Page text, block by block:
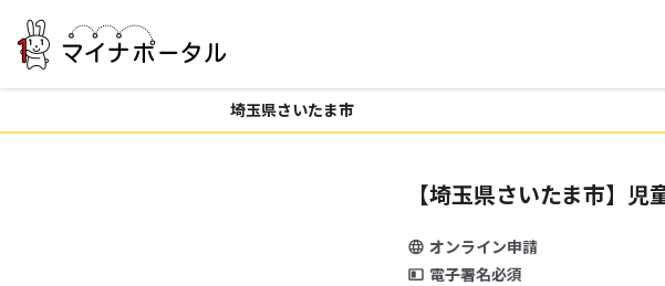
埼玉県さいたま市
【埼玉県さいたま市】児
オンライン申請
電子署名必須